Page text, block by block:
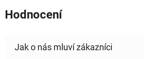
Hodnocení